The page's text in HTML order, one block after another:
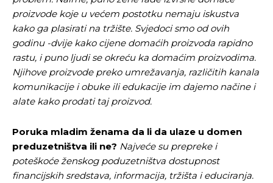
proizvode koje u većem postotku nemaju iskustva
kako ga plasirati na tržište. Svjedoci smo od ovih
godinu -dvije kako cijene domaćih proizvoda rapidno
rastu, i puno ljudi se okreću ka domaćim proizvodima.
Njihove proizvode preko umrežavanja, različitih kanala
komunikacije i obuke ili edukacije im dajemo načine i
alate kako prodati taj proizvod.
Poruka mladim ženama da li da ulaze u domen
preduzetništva ili ne? Najveće su prepreke i
poteškoće ženskog poduzetništva dostupnost
financijskih sredstava, informacija, tržišta i educiranja.